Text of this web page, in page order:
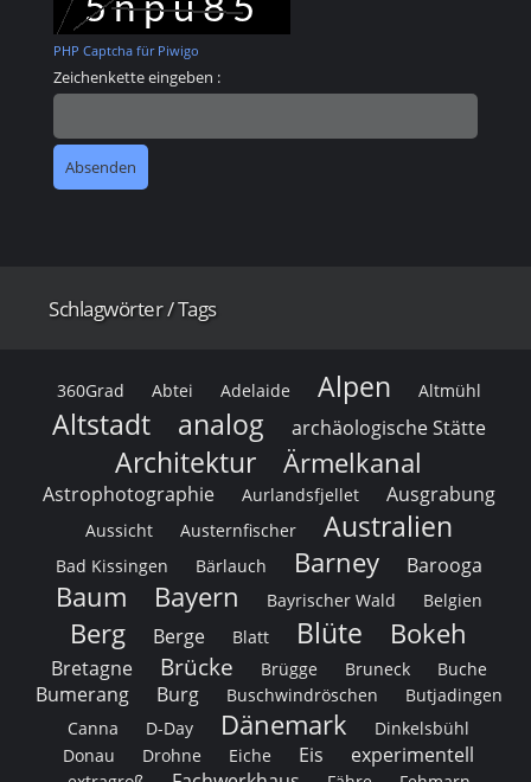
PHP Captcha für Piwigo
Zeichenkette eingeben :
Schlagwörter / Tags
360Grad Abtei Adelaide Alpen Altmühl
Altstadt analog archäologische Stätte
Architektur Ärmelkanal
Astrophotographie Aurlandsfjellet Ausgrabung
Aussicht Austernfischer Australien
Bad Kissingen Bärlauch Barney Barooga
Baum Bayern Bayrischer Wald Belgien
Berg Berge Blatt Blüte Bokeh
Bretagne Brücke Brügge Bruneck Buche
Bumerang Burg Buschwindröschen
Butjadingen
Canna
D-Day Dänemark
Dinkelsbühl
Donau
Drohne Eiche Eis experimentell